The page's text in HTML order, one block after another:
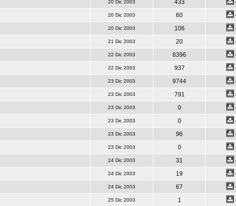
20 Dic 2003
433
20 Dic 2003
60
20 Dic 2003
106
21 Dic 2003
20
22 Dic 2003
8396
22 Dic 2003
937
23 Dic 2003
9744
23 Dic 2003
791
23 Dic 2003
0
23 Dic 2003
0
23 Dic 2003
96
23 Dic 2003
0
24 Dic 2003
31
24 Dic 2003
19
24 Dic 2003
67
25 Dic 2003
1